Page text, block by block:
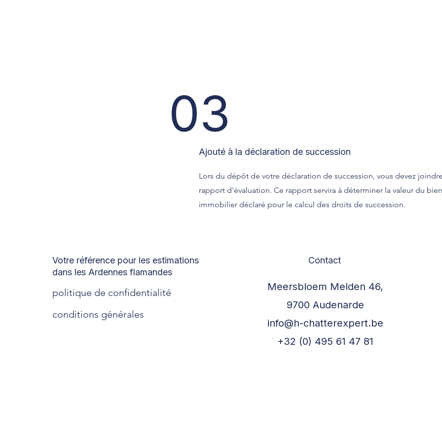
03
Ajouté à la déclaration de succession
Lors du dépôt de votre déclaration de succession, vous devez
rapport d'évaluation. Ce rapport servira à déterminer la valeur du bien
immobilier déclaré pour le calcul des droits de succession.
Votre référence pour les estimations
dans les Ardennes flamandes
politique de confidentialité
conditions générales
Contact
Meersbloem Melden 46,
9700 Audenarde
info@h-chatterexpert.be
+32 (0) 495 61 47 81